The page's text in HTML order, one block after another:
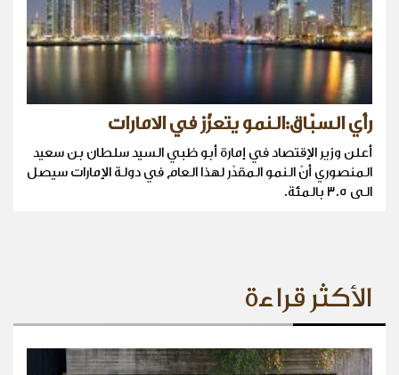
رأي السبّاق:النمو يتعزّز في الامارات
أعلن وزير الإقتصاد في إمارة أبو ظبي السيد سلطان بن سعيد
المنصوري أنّ النمو المقدّر لهذا العام في دولة الإمارات سيصل
الى 3.5 بالمئة.
الأكثر قراءة